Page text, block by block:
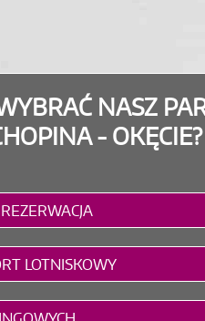
NASZ
- OKĘCIE?
LOTNISKOWY